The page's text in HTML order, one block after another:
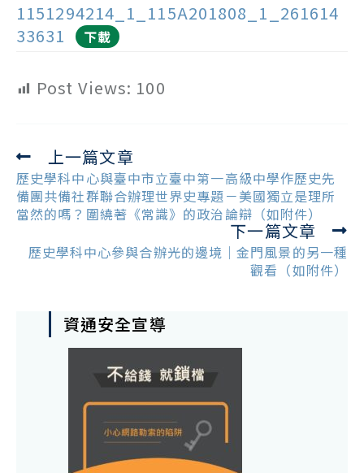
1151294214_1_115A201808_1_261614
33631
下載
Post Views: 100
Read
more
articles
上一篇文章
歷史學科中心與臺中市立臺中第一高級中學作歷史先
備團共備社群聯合辦理世界史專題－美國獨立是理所
當然的嗎？圍繞著《常識》的政治論辯（如附件）
下一篇文章
歷史學科中心參與合辦光的邊境｜金門風景的另一種
觀看（如附件）
資通安全宣導